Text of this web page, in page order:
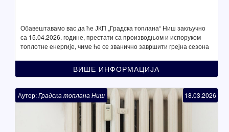
Обавештавамо вас да ће ЈКП „Градска топлана“ Ниш закључно
са 15.04.2026. године, престати са производњом и испоруком
топлотне енергије, чиме ће се званично завршити грејна сезона
ВИШЕ ИНФОРМАЦИЈА
Аутор:Градска топлана Ниш 18.03.2026